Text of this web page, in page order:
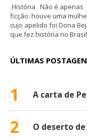
História Não é apenas
ficção: houve uma
cujo apelido foi Dona
que fez história no
ÚLTIMAS
1 A carta de
2 O deserto